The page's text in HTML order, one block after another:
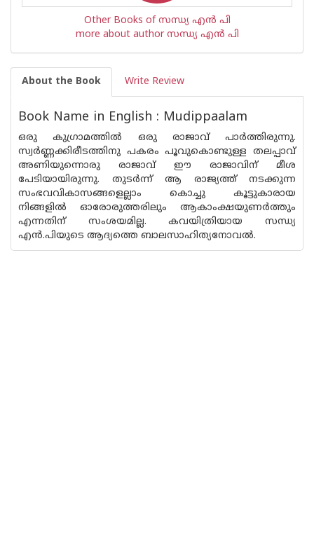
Other Books of സന്ധ്യ എന്‍ പി
more about author സന്ധ്യ എന്‍ പി
About the Book Write Review
Book Name in English : Mudippaalam
ഒരു കുഗ്രാമത്തിൽ ഒരു രാജാവ് പാർത്തിരുന്നു.
സ്വർണ്ണക്കിരീടത്തിനു പകരം പൂവുകൊണ്ടുള്ള തലപ്പാവ്
അണിയുന്നൊരു രാജാവ് ഈ രാജാവിന് മീശ
പേടിയായിരുന്നു. തുടർന്ന് ആ രാജ്യത്ത് നടക്കുന്ന
സംഭവവികാസങ്ങളെല്ലാം കൊച്ചു കൂട്ടുകാരായ
നിങ്ങളിൽ ഓരോരുത്തരിലും ആകാംക്ഷയുണർത്തും
എന്നതിന് സംശയമില്ല. കവയിത്രിയായ സന്ധ്യ
എൻ.പിയുടെ ആദ്യത്തെ ബാലസാഹിത്യനോവൽ.